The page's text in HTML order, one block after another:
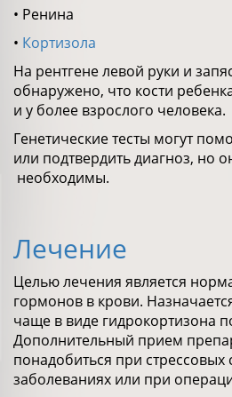
• Ренина
• Кортизола
На рентгене левой руки и
обнаружено, что кости
и у более взрослого человека.
Генетические тесты могут
или подтвердить диагноз, но
необходимы.
Лечение
Целью лечения является
гормонов в крови.
чаще в виде гидрокортизона
Дополнительный прием
понадобиться при стрессовых
заболеваниях или при